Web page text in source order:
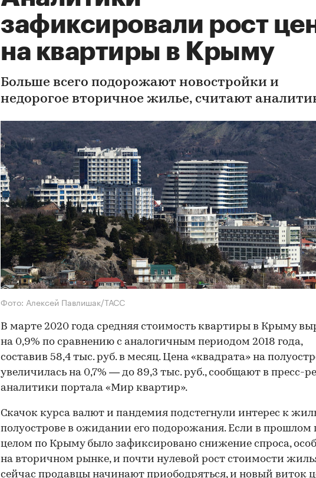
зафиксировали рост
на квартиры в Крыму
Больше всего подорожают новостройки и
недорогое вторичное жилье, считают
Фото: Алексей Павлишак/ТАСС
В марте 2020 года средняя стоимость квартиры в Крыму
на 0,9% по сравнению с аналогичным периодом 2018 года,
составив 58,4 тыс. руб. в месяц. Цена «квадрата» на
увеличилась на 0,7% — до 89,3 тыс. руб., сообщают в пресс-
аналитики портала «Мир квартир».
Скачок курса валют и пандемия подстегнули интерес к
полуострове в ожидании его подорожания. Если в прошлом
целом по Крыму было зафиксировано снижение спроса,
на вторичном рынке, и почти нулевой рост стоимости
сейчас продавцы начинают приободряться, и новый виток